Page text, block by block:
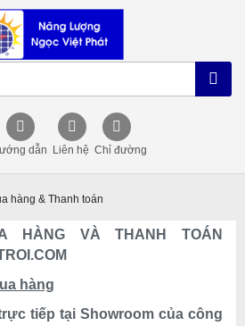
dẫn Liên hệ Chỉ đường
hàng & Thanh toán
HÀNG VÀ THANH TOÁN
.COM
hàng
tiếp tại Showroom của công